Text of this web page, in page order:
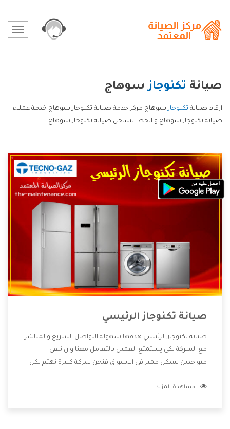
صيانة تكنوجازسوهاج
ارقام صيانة تكنوجازسوهاج مركز خدمة صيانة تكنوجاز سوهاج خدمة عملاء
صيانة تكنوجاز سوهاج و الخط الساخن صيانة تكنوجاز سوهاج.
صيانة تكنوجاز الرئيسي
صيانة تكنوجاز الرئيسي هدفها سهولة التواصل السريع والمباشر
مع الشركة لكى يستمتع العميل بالتعامل معنا وان نبقى
متواجدين بشكل مميز فى الاسواق فنحن شركة كبيرة نهتم بكل
الشركة بها والتى تكون منها خدمة الصيانة التى تكون من أهم
مشاهدة المزيد